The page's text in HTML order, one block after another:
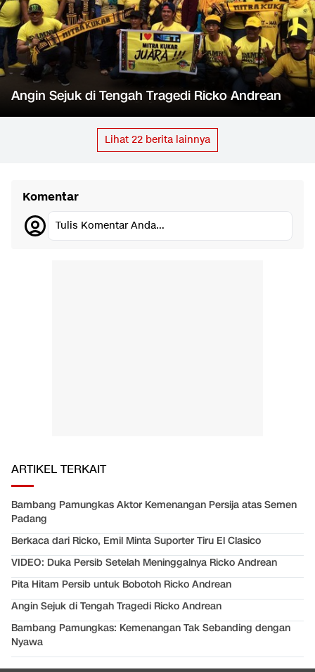
Angin Sejuk di Tengah Tragedi Ricko Andrean
Lihat 22 berita lainnya
Komentar
Tulis Komentar Anda...
ARTIKEL TERKAIT
Bambang Pamungkas Aktor Kemenangan Persija atas Semen
Padang
Berkaca dari Ricko, Emil Minta Suporter Tiru El Clasico
VIDEO: Duka Persib Setelah Meninggalnya Ricko Andrean
Pita Hitam Persib untuk Bobotoh Ricko Andrean
Angin Sejuk di Tengah Tragedi Ricko Andrean
Bambang Pamungkas: Kemenangan Tak Sebanding dengan
Nyawa